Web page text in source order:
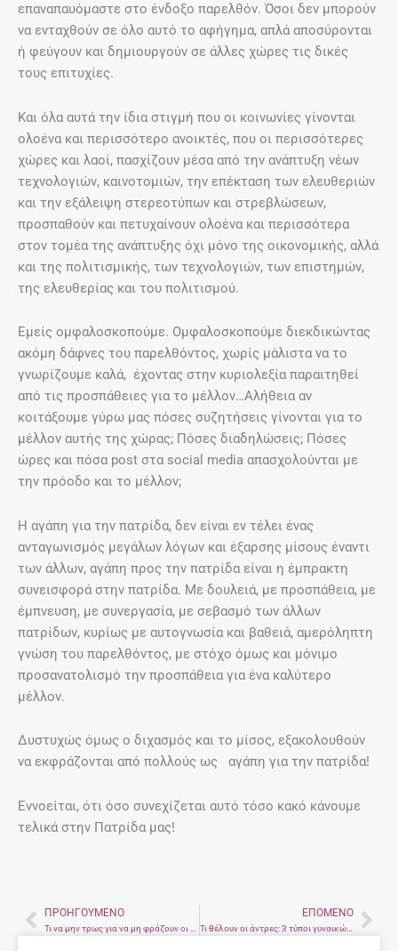
επαναπαυόμαστε στο ένδοξο παρελθόν. Όσοι δεν μπορούν
να ενταχθούν σε όλο αυτό το αφήγημα, απλά αποσύρονται
ή φεύγουν και δημιουργούν σε άλλες χώρες τις δικές
τους επιτυχίες.
Και όλα αυτά την ίδια στιγμή που οι κοινωνίες γίνονται
ολοένα και περισσότερο ανοικτές, που οι περισσότερες
χώρες και λαοί, πασχίζουν μέσα από την ανάπτυξη νέων
τεχνολογιών, καινοτομιών, την επέκταση των ελευθεριών
και την εξάλειψη στερεοτύπων και στρεβλώσεων,
προσπαθούν και πετυχαίνουν ολοένα και περισσότερα
στον τομέα της ανάπτυξης όχι μόνο της οικονομικής, αλλά
και της πολιτισμικής, των τεχνολογιών, των επιστημών,
της ελευθερίας και του πολιτισμού.
Εμείς ομφαλοσκοπούμε. Ομφαλοσκοπούμε διεκδικώντας
ακόμη δάφνες του παρελθόντος, χωρίς μάλιστα να το
γνωρίζουμε καλά, έχοντας στην κυριολεξία παραιτηθεί
από τις προσπάθειες για το μέλλον…Αλήθεια αν
κοιτάξουμε γύρω μας πόσες συζητήσεις γίνονται για το
μέλλον αυτής της χώρας; Πόσες διαδηλώσεις; Πόσες
ώρες και πόσα post στα social media απασχολούνται με
την πρόοδο και το μέλλον;
Η αγάπη για την πατρίδα, δεν είναι εν τέλει ένας
ανταγωνισμός μεγάλων λόγων και έξαρσης μίσους έναντι
των άλλων, αγάπη προς την πατρίδα είναι η έμπρακτη
συνεισφορά στην πατρίδα. Με δουλειά, με προσπάθεια, με
έμπνευση, με συνεργασία, με σεβασμό των άλλων
πατρίδων, κυρίως με αυτογνωσία και βαθειά, αμερόληπτη
γνώση του παρελθόντος, με στόχο όμως και μόνιμο
προσανατολισμό την προσπάθεια για ένα καλύτερο
μέλλον.
Δυστυχώς όμως ο διχασμός και το μίσος, εξακολουθούν
να εκφράζονται από πολλούς ως αγάπη για την πατρίδα!
Εννοείται, ότι όσο συνεχίζεται αυτό τόσο κακό κάνουμε
τελικά στην Πατρίδα μας!
PrevΠΡΟΗΓΟΎΜΕΝΟ ΕΠΌΜΕΝΟ
Τι θέλουν οι άντρες: 3 τύποι γυναικών που τους ελκύουν βάσει ερευνών